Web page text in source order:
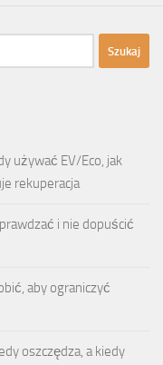
używać EV/Eco, jak
rekuperacja
i nie dopuścić
aby ograniczyć
oszczędza, a kiedy